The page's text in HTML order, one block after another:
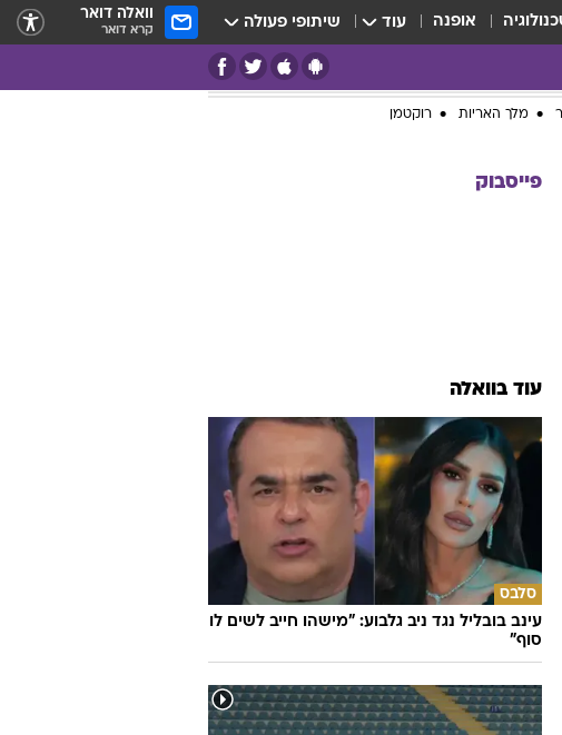
אופנה עוד שיתופי פעולה וואלה דואר
קרא דואר
מלך האריות רוקטמן
פייסבוק
עוד בוואלה
סלבס
עינב בובליל נגד ניב גלבוע: "מישהו חייב לשים לו
סוף"